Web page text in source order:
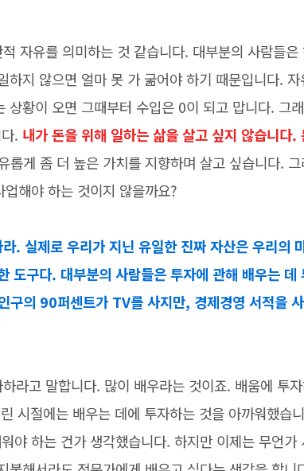
자유를 의미하는 것 같습니다. 대부분의 사람들
하지 않으면 얼마 못 가 굶어야 하기 때문입니다.
상황이 오면 그때부터 수입은 0이 되고 맙니다. 그
. 내가 돈을 위해 일하는 삶을 살고 싶지 않습니다
롭게 좀 더 높은 가치를 지향하며 살고 싶습니다.
해야 하는 것이지 않을까요?
. 실제로 우리가 지닌 유일한 진짜 자산은 우리의
도구다. 대부분의 사람들은 투자에 관해 배우는 데
구의 90퍼센트가 TV를 사지만, 경제경영 서적을
라고 말합니다. 많이 배우라는 것이죠. 배움에 투
시절에는 배우는 데에 투자하는 것을 아까워했습
야 하는 건가 생각했습니다. 하지만 이제는 무언